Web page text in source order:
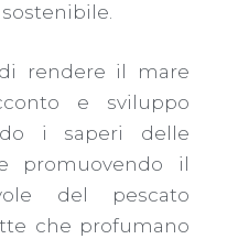
rendere il mare
e sviluppo
i saperi delle
promuovendo il
del pescato
che profumano